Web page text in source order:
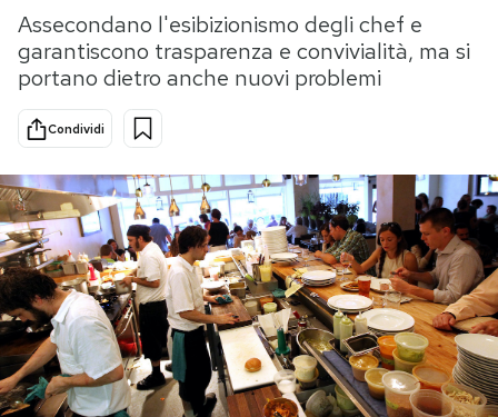
Tecnologia
Internet
Scienza
Cultura
Economia
Sport
Storie/Idee
Ok Boomer!
Media
Mondiali calcio 2026
PODCAST
NEWSLETTER
Assecondano l'esibizionismo degli chef e
garantiscono trasparenza e convivialità, ma si
portano dietro anche nuovi problemi
Condividi